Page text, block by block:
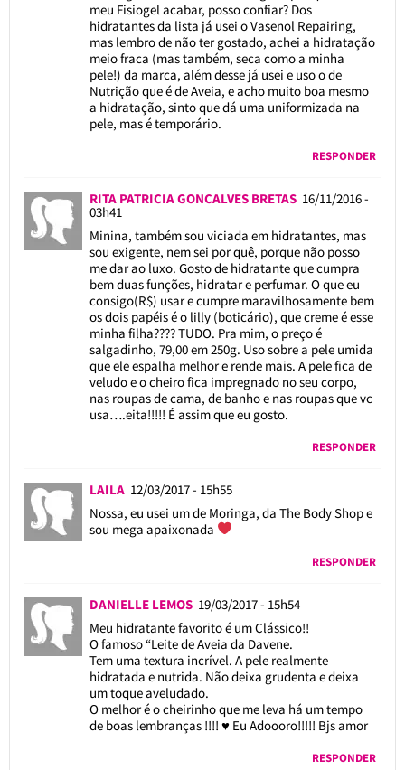
meu Fisiogel acabar, posso confiar? Dos
hidratantes da lista já usei o Vasenol Repairing,
mas lembro de não ter gostado, achei a hidratação
meio fraca (mas também, seca como a minha
pele!) da marca, além desse já usei e uso o de
Nutrição que é de Aveia, e acho muito boa mesmo
a hidratação, sinto que dá uma uniformizada na
pele, mas é temporário.
RESPONDER
RITA PATRICIA GONCALVES BRETAS 16/11/2016 -
03h41
Minina, também sou viciada em hidratantes, mas
sou exigente, nem sei por quê, porque não posso
me dar ao luxo. Gosto de hidratante que cumpra
bem duas funções, hidratar e perfumar. O que eu
consigo(R$) usar e cumpre maravilhosamente bem
os dois papéis é o lilly (boticário), que creme é esse
minha filha???? TUDO. Pra mim, o preço é
salgadinho, 79,00 em 250g. Uso sobre a pele umida
que ele espalha melhor e rende mais. A pele fica de
veludo e o cheiro fica impregnado no seu corpo,
nas roupas de cama, de banho e nas roupas que vc
usa….eita!!!!! É assim que eu gosto.
RESPONDER
LAILA 12/03/2017 - 15h55
Nossa, eu usei um de Moringa, da The Body Shop e
sou mega apaixonada
RESPONDER
DANIELLE LEMOS 19/03/2017 - 15h54
Meu hidratante favorito é um Clássico!!
O famoso “Leite de Aveia da Davene.
Tem uma textura incrível. A pele realmente
hidratada e nutrida. Não deixa grudenta e deixa
um toque aveludado.
O melhor é o cheirinho que me leva há um tempo
de boas lembranças !!!! ♥️ Eu Adoooro!!!!! Bjs amor
RESPONDER